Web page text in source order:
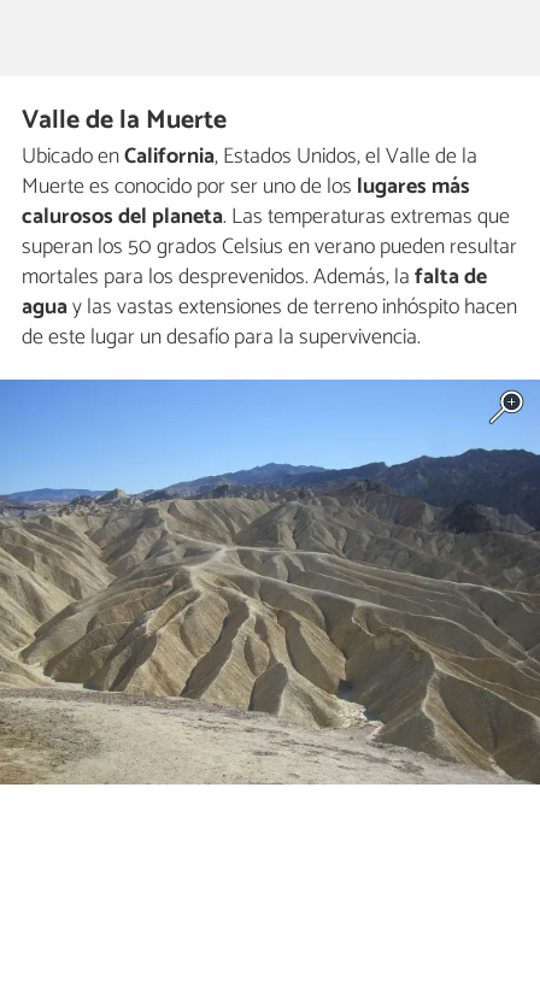
Valle de la Muerte
Ubicado enCalifornia, Estados Unidos, el Valle de la
Muerte es conocido por ser uno de los lugares más
calurosos del planeta. Las temperaturas extremas que
superan los 50 grados Celsius en verano pueden resultar
mortales para los desprevenidos. Además, lafalta de
aguay las vastas extensiones de terreno inhóspito hacen
de este lugar un desafío para la supervivencia.